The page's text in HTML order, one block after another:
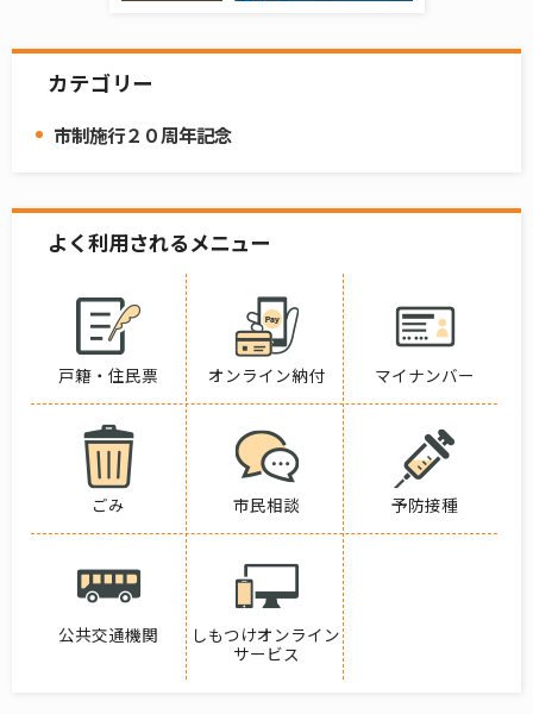
カテゴリー
市制施行２０周年記念
よく利用されるメニュー
戸籍・住民票 オンライン納付 マイナンバー
ごみ 市民相談 予防接種
公共交通機関
しもつけオンライン
サービス